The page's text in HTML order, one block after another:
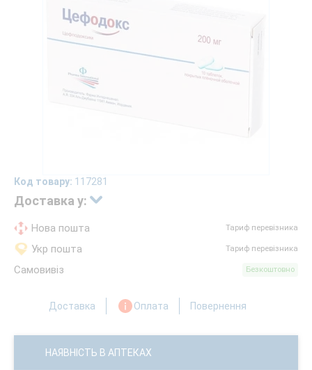
Код товару: 117281
Доставка у:
Нова пошта Тариф перевізника
Укр пошта Тариф перевізника
Самовивіз Безкоштовно
Доставка Оплата Повернення
НАЯВНІСТЬ В АПТЕКАХ